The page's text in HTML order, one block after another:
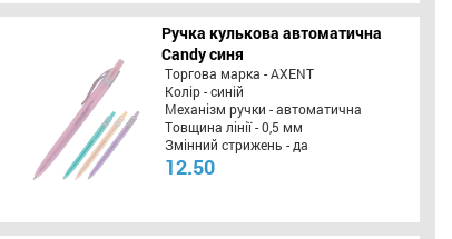
Ручка кулькова автоматична
Candy синя
Торгова марка - AXENT
Колір - синій
Механізм ручки - автоматична
Товщина лінії - 0,5 мм
Змінний стрижень - да
12.50